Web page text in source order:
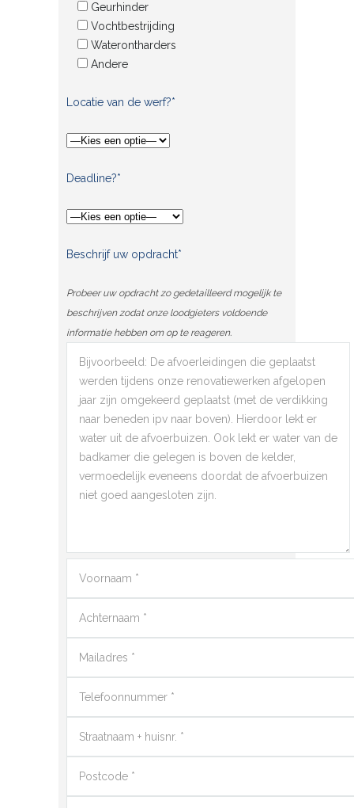
Geurhinder
Vochtbestrijding
Waterontharders
Andere
Locatie van de werf?*
Deadline?*
Beschrijf uw opdracht*
Probeer uw opdracht zo gedetailleerd mogelijk te
beschrijven zodat onze loodgieters voldoende
informatie hebben om op te reageren.